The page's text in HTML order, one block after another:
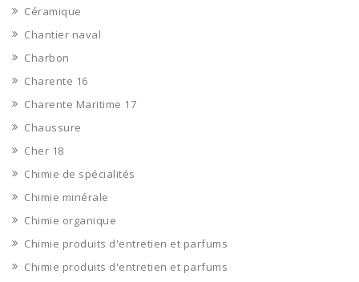
Céramique
Chantier naval
Charbon
Charente 16
Charente Maritime 17
Chaussure
Cher 18
Chimie de spécialités
Chimie minérale
Chimie organique
Chimie produits d'entretien et parfums
Chimie produits d'entretien et parfums